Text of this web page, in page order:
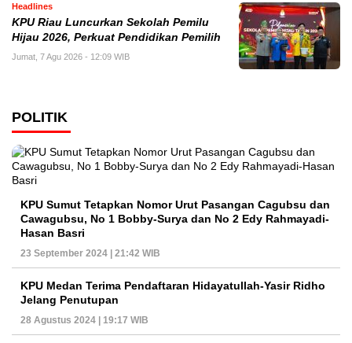
Headlines
KPU Riau Luncurkan Sekolah Pemilu
Hijau 2026, Perkuat Pendidikan Pemilih
Jumat, 7 Agu 2026 - 12:09 WIB
POLITIK
KPU Sumut Tetapkan Nomor Urut Pasangan Cagubsu dan
Cawagubsu, No 1 Bobby-Surya dan No 2 Edy Rahmayadi-
Hasan Basri
23 September 2024 | 21:42 WIB
KPU Medan Terima Pendaftaran Hidayatullah-Yasir Ridho
Jelang Penutupan
28 Agustus 2024 | 19:17 WIB